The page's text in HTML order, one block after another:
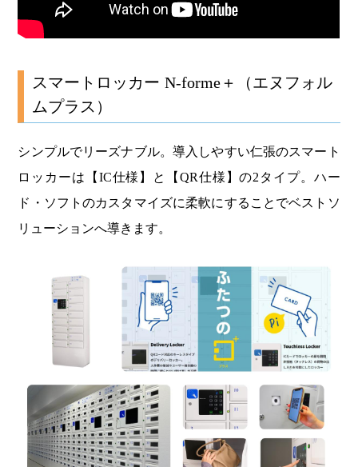
スマートロッカー N-forme＋（エヌフォル
ムプラス）
シンプルでリーズナブル。導入しやすい仁張のスマート
ロッカーは【IC仕様】と【QR仕様】の2タイプ。ハー
ド・ソフトのカスタマイズに柔軟にすることでベストソ
リューションへ導きます。